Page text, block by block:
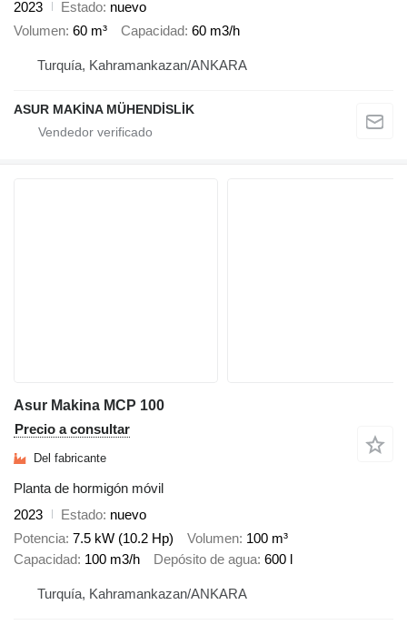
2023
Estado nuevo
Volumen 60 m³ Capacidad 60 m3/h
Turquía, Kahramankazan/ANKARA
ASUR MAKİNA MÜHENDİSLİK
Asur Makina MCP 100
Precio a consultar
Del fabricante
Planta de hormigón móvil
2023
Estado nuevo
Potencia 7.5 kW (10.2 Hp) Volumen 100 m³
Capacidad 100 m3/h Depósito de agua 600 l
Turquía, Kahramankazan/ANKARA